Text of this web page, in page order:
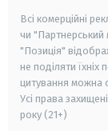
Всі комерційні
чи "Партнерський
"Позиція"
не поділяти
цитування можна
Усі права
року (21+)